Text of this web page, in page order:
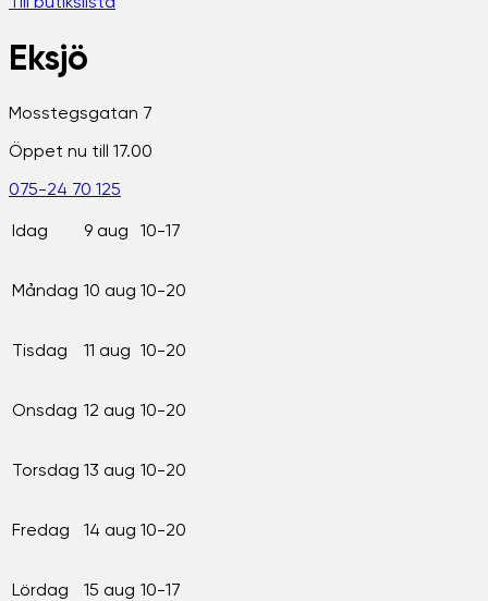
Eksjö
Mosstegsgatan 7
Öppet nu till 17.00
075-24 70 125
Idag 9 aug 10-17
Måndag 10 aug 10-20
Tisdag 11 aug 10-20
Onsdag 12 aug 10-20
Torsdag 13 aug 10-20
Fredag 14 aug 10-20
Lördag 15 aug 10-17